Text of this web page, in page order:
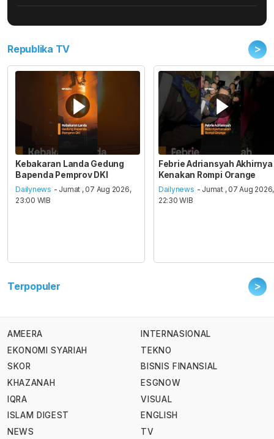
Republika TV >
Kebakaran Landa Gedung
Bapenda Pemprov DKI
Dailynews - Jumat , 07 Aug 2026,
23:00 WIB
Febrie Adriansyah Akhirnya
Kenakan Rompi Orange
Dailynews - Jumat , 07 Aug 2026,
22:30 WIB
Terpopuler >
AMEERA
EKONOMI SYARIAH
SKOR
KHAZANAH
IQRA
ISLAM DIGEST
NEWS
INTERNASIONAL
TEKNO
BISNIS FINANSIAL
ESGNOW
VISUAL
ENGLISH
TV